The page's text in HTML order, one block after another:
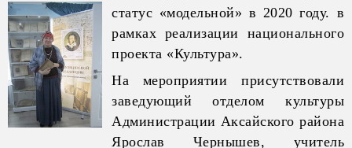
статус «модельной» в 2020 году. в
рамках реализации национального
проекта «Культура».
На мероприятии присутствовали
заведующий отделом культуры
Администрации Аксайского района
Ярослав Чернышев, учитель